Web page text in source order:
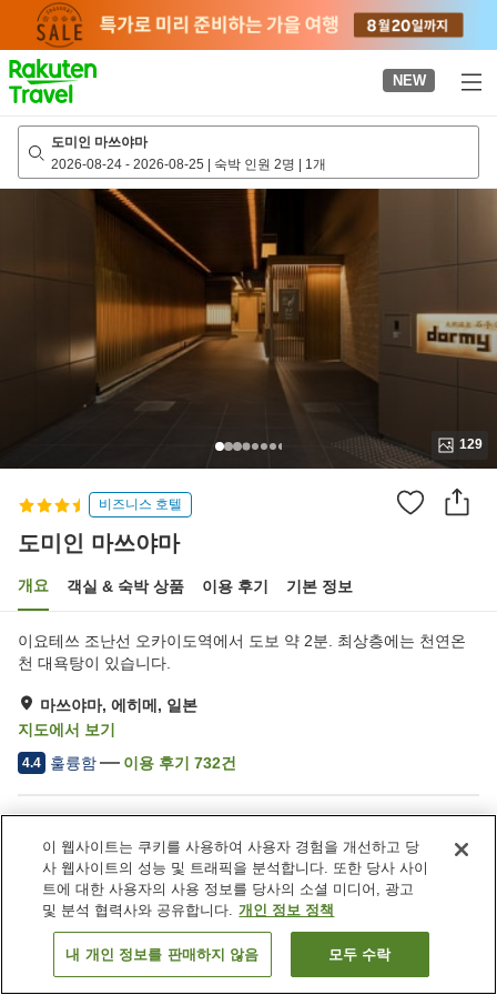
page
NEW
도미인 마쓰야마
2026-08-24 - 2026-08-25 | 숙박 인원 2명 | 1개
129
비즈니스 호텔
도미인 마쓰야마
개요 객실 & 숙박 상품 이용 후기 기본 정보
이요테쓰 조난선 오카이도역에서 도보 약 2분. 최상층에는 천연온
천 대욕탕이 있습니다.
마쓰야마, 에히메, 일본
지도에서 보기
4.4 훌륭함 이용 후기 732건
사우나
레스토랑
자동판매기
노천탕 (온천)
객실 보기
이 웹사이트는 쿠키를 사용하여 사용자 경험을 개선하고 당
사 웹사이트의 성능 및 트래픽을 분석합니다. 또한 당사 사이
트에 대한 사용자의 사용 정보를 당사의 소셜 미디어, 광고
및 분석 협력사와 공유합니다. 개인 정보 정책
내 개인 정보를 판매하지 않음 모두 수락